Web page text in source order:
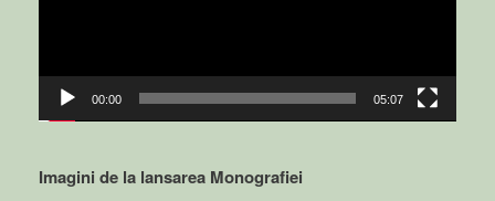
00:00 05:07
Imagini de la lansarea Monografiei